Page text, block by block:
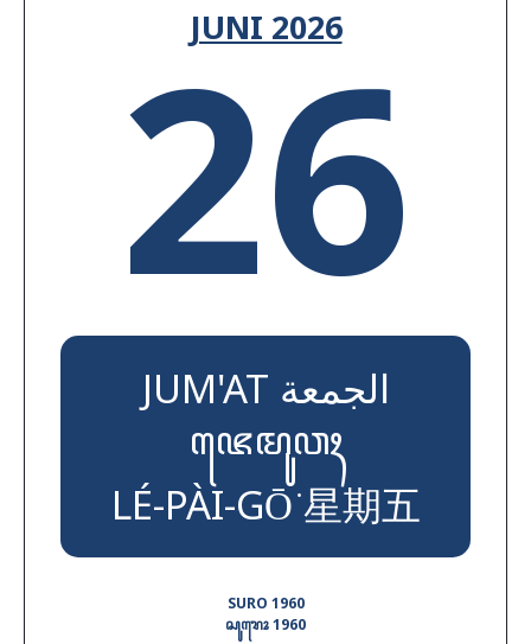
JUNI 2026
26
JUM'AT الجمعة
ꦗꦺꦩꦸꦮꦃ
LÉ-PÀI-GŌ͘ 星期五
SURO 1960
ꦱꦸꦫꦺꦴ1960